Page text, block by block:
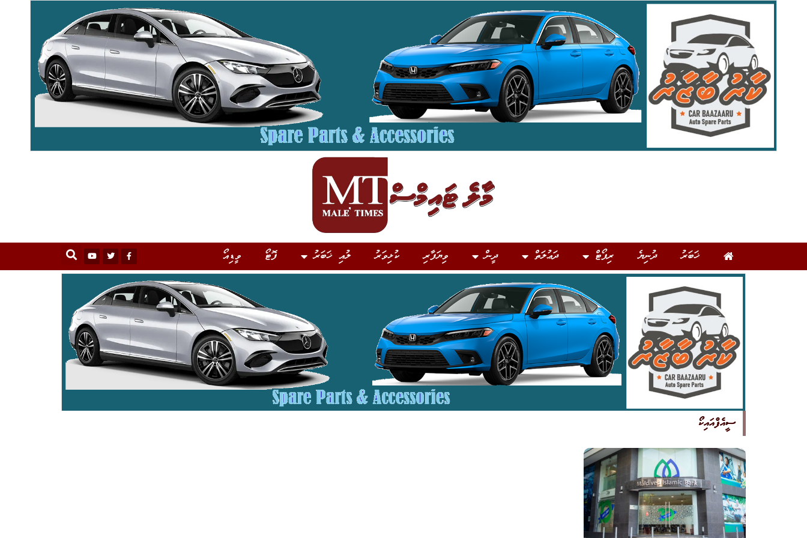
ޚަބަރު ދުނިޔެ ރިޕޯޓް ދަޢުލަތް ދީން ވިޔަފާރި ކުޅިވަރު ލުއި ޚަބަރު ފޮޓޯ ވީޑިއޯ
ސީއެފްއައިކޯ